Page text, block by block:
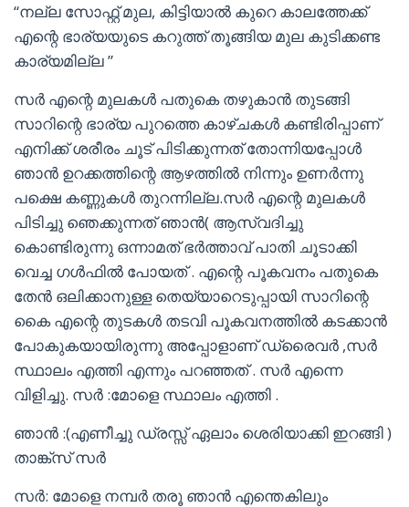
“നല്ല സോഫ്റ്റ് മുല, കിട്ടിയാൽ കുറെ കാലത്തേക്ക്
എന്റെ ഭാര്യയുടെ കറുത്ത് തൂങ്ങിയ മുല കുടിക്കണ്ട
കാര്യമില്ല ”
സർ എന്റെ മുലകൾ പതുകെ തഴുകാൻ തുടങ്ങി
സാറിന്റെ ഭാര്യ പുറത്തെ കാഴ്ചകൾ കണ്ടിരിപ്പാണ്
എനിക്ക് ശരീരം ചൂട് പിടിക്കുന്നത് തോന്നിയപ്പോൾ
ഞാൻ ഉറക്കത്തിന്റെ ആഴത്തിൽ നിന്നും ഉണർന്നു
പക്ഷെ കണ്ണുകൾ തുറന്നില്ല.സർ എന്റെ മുലകൾ
പിടിച്ചു ഞെക്കുന്നത് ഞാൻ( ആസ്വദിച്ചു
കൊണ്ടിരുന്നു ഒന്നാമത് ഭർത്താവ് പാതി ചൂടാക്കി
വെച്ച ഗൾഫിൽ പോയത് . എന്റെ പൂകവനം പതുകെ
തേൻ ഒലിക്കാനുള്ള തെയ്യാറെടുപ്പായി സാറിന്റെ
കൈ എന്റെ തുടകൾ തടവി പൂകവനത്തിൽ കടക്കാൻ
പോകുകയായിരുന്നു അപ്പോളാണ് ഡ്രൈവർ ,സർ
സ്ഥാലം എത്തി എന്നും പറഞ്ഞത് . സർ എന്നെ
വിളിച്ചു. സർ :മോളെ സ്ഥാലം എത്തി .
ഞാൻ :(എണീച്ചു ഡ്രസ്സ് ഏലാം ശെരിയാക്കി ഇറങ്ങി )
താങ്ക്സ് സർ
സർ: മോളെ നമ്പർ തരൂ ഞാൻ എന്തെകിലും